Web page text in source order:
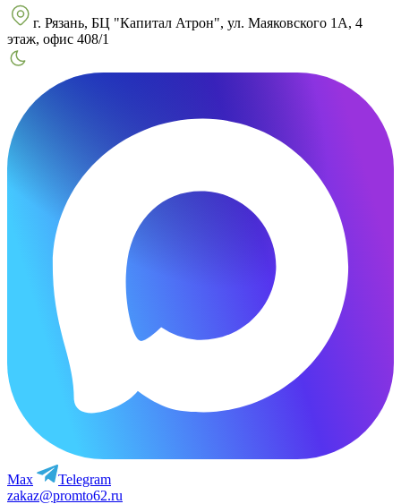
г. Рязань, БЦ "Капитал Атрон", ул. Маяковского 1А, 4
этаж, офис 408/1
Max
Telegram
zakaz@promto62.ru